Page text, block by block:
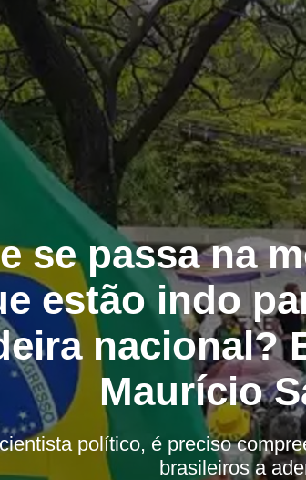
se passa na
estão indo
nacional?
Maurício
político, é preciso
brasileiros a